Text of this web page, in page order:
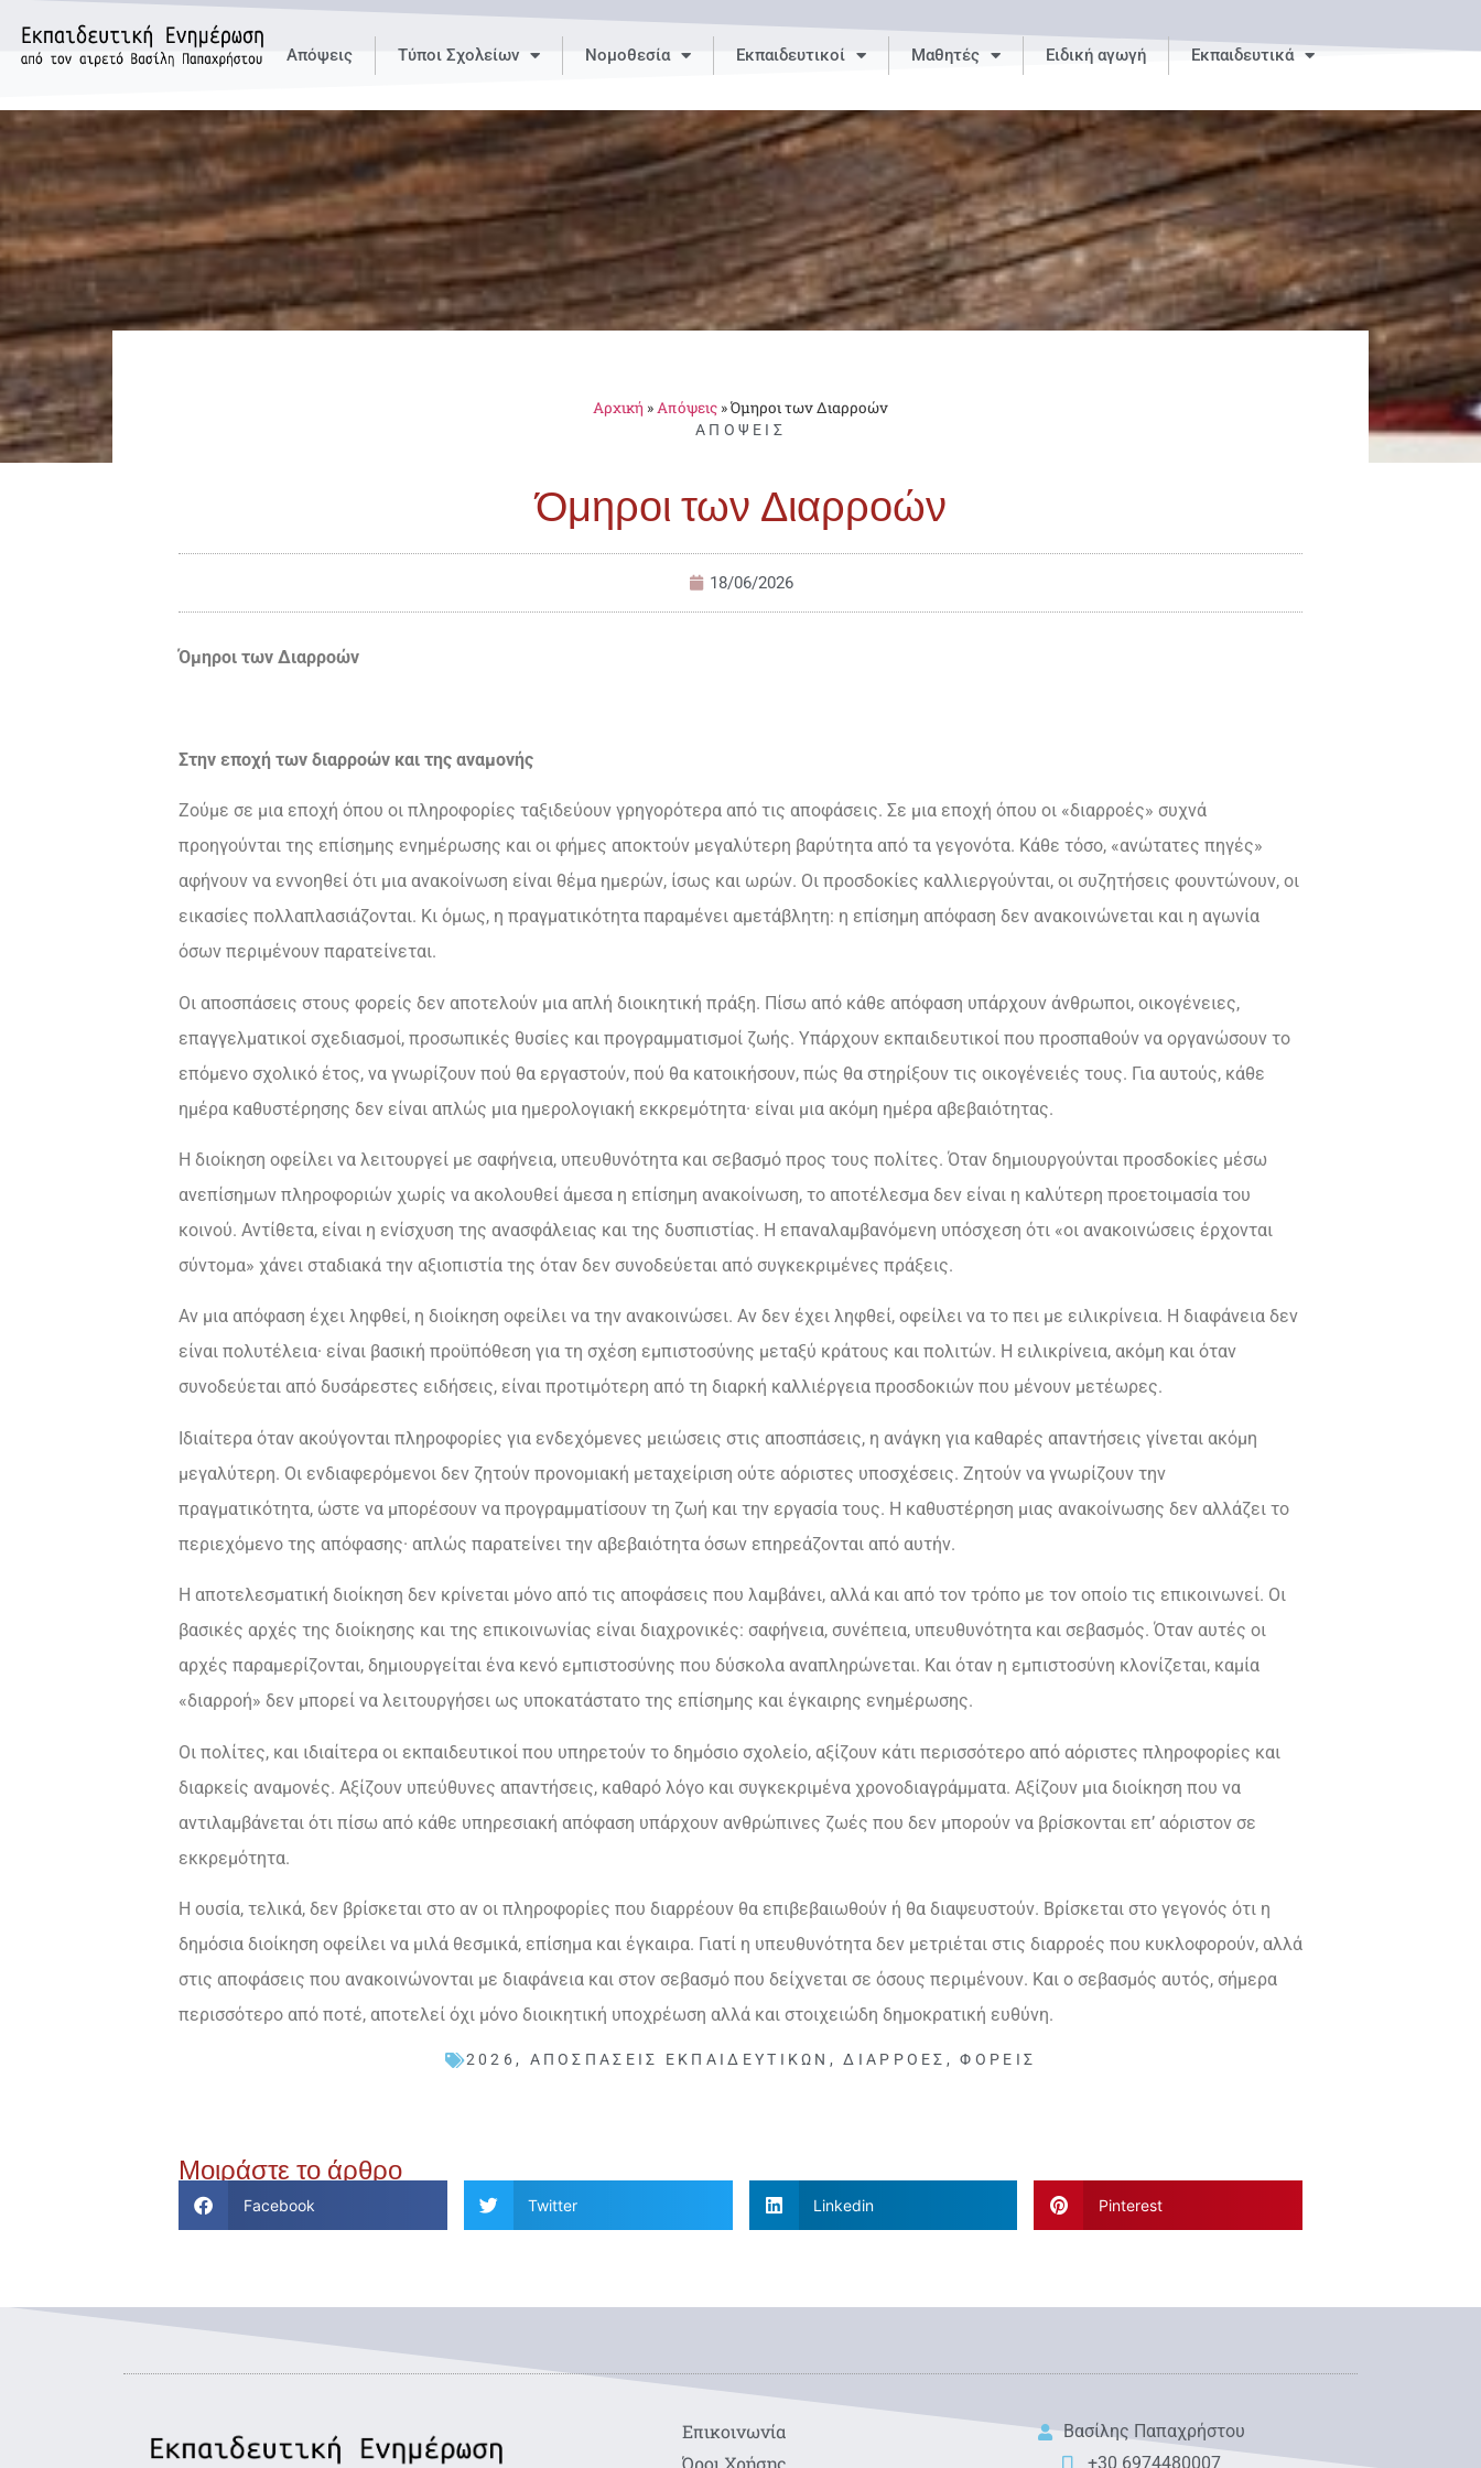
Απόψεις Τύποι Σχολείων Νομοθεσία Εκπαιδευτικοί Μαθητές Ειδική αγωγή Εκπαιδευτικά
Αρχική »Απόψεις »Όμηροι των Διαρροών
ΑΠΌΨΕΙΣ
Όμηροι των Διαρροών
18/06/2026
Όμηροι των Διαρροών
Στην εποχή των διαρροών και της αναμονής
Ζούμε σε μια εποχή όπου οι πληροφορίες ταξιδεύουν γρηγορότερα από τις αποφάσεις. Σε μια εποχή όπου οι «διαρροές» συχνά
προηγούνται της επίσημης ενημέρωσης και οι φήμες αποκτούν μεγαλύτερη βαρύτητα από τα γεγονότα. Κάθε τόσο, «ανώτατες πηγές»
αφήνουν να εννοηθεί ότι μια ανακοίνωση είναι θέμα ημερών, ίσως και ωρών. Οι προσδοκίες καλλιεργούνται, οι συζητήσεις φουντώνουν, οι
εικασίες πολλαπλασιάζονται. Κι όμως, η πραγματικότητα παραμένει αμετάβλητη: η επίσημη απόφαση δεν ανακοινώνεται και η αγωνία
όσων περιμένουν παρατείνεται.
Οι αποσπάσεις στους φορείς δεν αποτελούν μια απλή διοικητική πράξη. Πίσω από κάθε απόφαση υπάρχουν άνθρωποι, οικογένειες,
επαγγελματικοί σχεδιασμοί, προσωπικές θυσίες και προγραμματισμοί ζωής. Υπάρχουν εκπαιδευτικοί που προσπαθούν να οργανώσουν το
επόμενο σχολικό έτος, να γνωρίζουν πού θα εργαστούν, πού θα κατοικήσουν, πώς θα στηρίξουν τις οικογένειές τους. Για αυτούς, κάθε
ημέρα καθυστέρησης δεν είναι απλώς μια ημερολογιακή εκκρεμότητα· είναι μια ακόμη ημέρα αβεβαιότητας.
Η διοίκηση οφείλει να λειτουργεί με σαφήνεια, υπευθυνότητα και σεβασμό προς τους πολίτες. Όταν δημιουργούνται προσδοκίες μέσω
ανεπίσημων πληροφοριών χωρίς να ακολουθεί άμεσα η επίσημη ανακοίνωση, το αποτέλεσμα δεν είναι η καλύτερη προετοιμασία του
κοινού. Αντίθετα, είναι η ενίσχυση της ανασφάλειας και της δυσπιστίας. Η επαναλαμβανόμενη υπόσχεση ότι «οι ανακοινώσεις έρχονται
σύντομα» χάνει σταδιακά την αξιοπιστία της όταν δεν συνοδεύεται από συγκεκριμένες πράξεις.
Αν μια απόφαση έχει ληφθεί, η διοίκηση οφείλει να την ανακοινώσει. Αν δεν έχει ληφθεί, οφείλει να το πει με ειλικρίνεια. Η διαφάνεια δεν
είναι πολυτέλεια· είναι βασική προϋπόθεση για τη σχέση εμπιστοσύνης μεταξύ κράτους και πολιτών. Η ειλικρίνεια, ακόμη και όταν
συνοδεύεται από δυσάρεστες ειδήσεις, είναι προτιμότερη από τη διαρκή καλλιέργεια προσδοκιών που μένουν μετέωρες.
Ιδιαίτερα όταν ακούγονται πληροφορίες για ενδεχόμενες μειώσεις στις αποσπάσεις, η ανάγκη για καθαρές απαντήσεις γίνεται ακόμη
μεγαλύτερη. Οι ενδιαφερόμενοι δεν ζητούν προνομιακή μεταχείριση ούτε αόριστες υποσχέσεις. Ζητούν να γνωρίζουν την
πραγματικότητα, ώστε να μπορέσουν να προγραμματίσουν τη ζωή και την εργασία τους. Η καθυστέρηση μιας ανακοίνωσης δεν αλλάζει το
περιεχόμενο της απόφασης· απλώς παρατείνει την αβεβαιότητα όσων επηρεάζονται από αυτήν.
Η αποτελεσματική διοίκηση δεν κρίνεται μόνο από τις αποφάσεις που λαμβάνει, αλλά και από τον τρόπο με τον οποίο τις επικοινωνεί. Οι
βασικές αρχές της διοίκησης και της επικοινωνίας είναι διαχρονικές: σαφήνεια, συνέπεια, υπευθυνότητα και σεβασμός. Όταν αυτές οι
αρχές παραμερίζονται, δημιουργείται ένα κενό εμπιστοσύνης που δύσκολα αναπληρώνεται. Και όταν η εμπιστοσύνη κλονίζεται, καμία
«διαρροή» δεν μπορεί να λειτουργήσει ως υποκατάστατο της επίσημης και έγκαιρης ενημέρωσης.
Οι πολίτες, και ιδιαίτερα οι εκπαιδευτικοί που υπηρετούν το δημόσιο σχολείο, αξίζουν κάτι περισσότερο από αόριστες πληροφορίες και
διαρκείς αναμονές. Αξίζουν υπεύθυνες απαντήσεις, καθαρό λόγο και συγκεκριμένα χρονοδιαγράμματα. Αξίζουν μια διοίκηση που να
αντιλαμβάνεται ότι πίσω από κάθε υπηρεσιακή απόφαση υπάρχουν ανθρώπινες ζωές που δεν μπορούν να βρίσκονται επ’ αόριστον σε
εκκρεμότητα.
Η ουσία, τελικά, δεν βρίσκεται στο αν οι πληροφορίες που διαρρέουν θα επιβεβαιωθούν ή θα διαψευστούν. Βρίσκεται στο γεγονός ότι η
δημόσια διοίκηση οφείλει να μιλά θεσμικά, επίσημα και έγκαιρα. Γιατί η υπευθυνότητα δεν μετριέται στις διαρροές που κυκλοφορούν, αλλά
στις αποφάσεις που ανακοινώνονται με διαφάνεια και στον σεβασμό που δείχνεται σε όσους περιμένουν. Και ο σεβασμός αυτός, σήμερα
περισσότερο από ποτέ, αποτελεί όχι μόνο διοικητική υποχρέωση αλλά και στοιχειώδη δημοκρατική ευθύνη.
2026, ΑΠΟΣΠΆΣΕΙΣ ΕΚΠΑΙΔΕΥΤΙΚΏΝ ,ΔΙΑΡΡΟΈΣ ,ΦΟΡΕΊΣ
Μοιράστε το άρθρο
Facebook Twitter Linkedin Pinterest
Eπικοινωνία
Όροι Χρήσης
Βασίλης Παπαχρήστου
+30 6974480007